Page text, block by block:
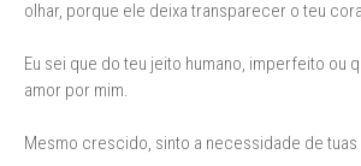
olhar, porque ele deixa transparecer o teu
Eu sei que do teu jeito humano, imperfeito ou
amor por mim.
Mesmo crescido, sinto a necessidade de tuas